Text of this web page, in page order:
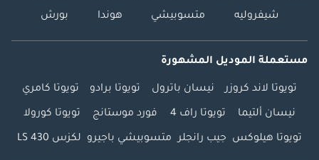
شيفروليه متسوبيشي هوندا بورش
مستعملة الموديل المشهورة
تويوتا لاند كروزر نيسان باترول تويوتا برادو تويوتا كامري
نيسان ألتيما تويوتا راف 4 فورد موستانج تويوتا كورولا
تويوتا هيلوكس جيب رانجلر متسوبيشي باجيرو لكزس LS 430